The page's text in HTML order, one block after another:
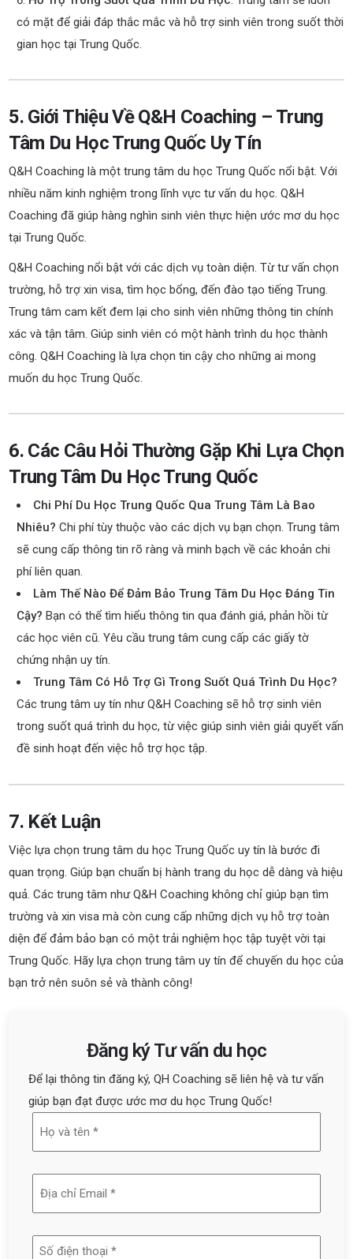
có mặt để giải đáp thắc mắc và hỗ trợ sinh viên trong suốt thời
gian học tại Trung Quốc.
5. Giới Thiệu Về Q&H Coaching – Trung
Tâm Du Học Trung Quốc Uy Tín
Q&H Coaching là một trung tâm du học Trung Quốc nổi bật. Với
nhiều năm kinh nghiệm trong lĩnh vực tư vấn du học. Q&H
Coaching đã giúp hàng nghìn sinh viên thực hiện ước mơ du học
tại Trung Quốc.
Q&H Coaching nổi bật với các dịch vụ toàn diện. Từ tư vấn chọn
trường, hỗ trợ xin visa, tìm học bổng, đến đào tạo tiếng Trung.
Trung tâm cam kết đem lại cho sinh viên những thông tin chính
xác và tận tâm. Giúp sinh viên có một hành trình du học thành
công. Q&H Coaching là lựa chọn tin cậy cho những ai mong
muốn du học Trung Quốc.
6. Các Câu Hỏi Thường Gặp Khi Lựa Chọn
Trung Tâm Du Học Trung Quốc
Chi Phí Du Học Trung Quốc Qua Trung Tâm Là Bao
Nhiêu? Chi phí tùy thuộc vào các dịch vụ bạn chọn. Trung tâm
sẽ cung cấp thông tin rõ ràng và minh bạch về các khoản chi
phí liên quan.
Làm Thế Nào Để Đảm Bảo Trung Tâm Du Học Đáng Tin
Cậy? Bạn có thể tìm hiểu thông tin qua đánh giá, phản hồi từ
các học viên cũ. Yêu cầu trung tâm cung cấp các giấy tờ
chứng nhận uy tín.
Trung Tâm Có Hỗ Trợ Gì Trong Suốt Quá Trình Du Học?
Các trung tâm uy tín như Q&H Coaching sẽ hỗ trợ sinh viên
trong suốt quá trình du học, từ việc giúp sinh viên giải quyết vấn
đề sinh hoạt đến việc hỗ trợ học tập.
7. Kết Luận
Việc lựa chọn trung tâm du học Trung Quốc uy tín là bước đi
quan trọng. Giúp bạn chuẩn bị hành trang du học dễ dàng và hiệu
quả. Các trung tâm như Q&H Coaching không chỉ giúp bạn tìm
trường và xin visa mà còn cung cấp những dịch vụ hỗ trợ toàn
diện để đảm bảo bạn có một trải nghiệm học tập tuyệt vời tại
Trung Quốc. Hãy lựa chọn trung tâm uy tín để chuyến du học của
bạn trở nên suôn sẻ và thành công!
Đăng ký Tư vấn du học
Để lại thông tin đăng ký, QH Coaching sẽ liên hệ và tư vấn
giúp bạn đạt được ước mơ du học Trung Quốc!
(Required)
(Required)
Số